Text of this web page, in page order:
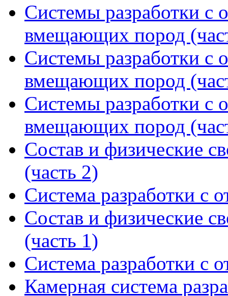
Системы разработки с
вмещающих пород
Системы разработки с
вмещающих пород
Системы разработки с
вмещающих пород
Состав и физические
(часть 2)
Система разработки с
Состав и физические
(часть 1)
Система разработки с
Камерная система